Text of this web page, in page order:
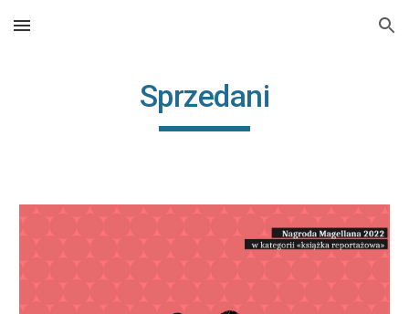
Skip to main content Skip to navigation
Sprzedani